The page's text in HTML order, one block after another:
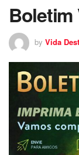
Boletim
by Vida